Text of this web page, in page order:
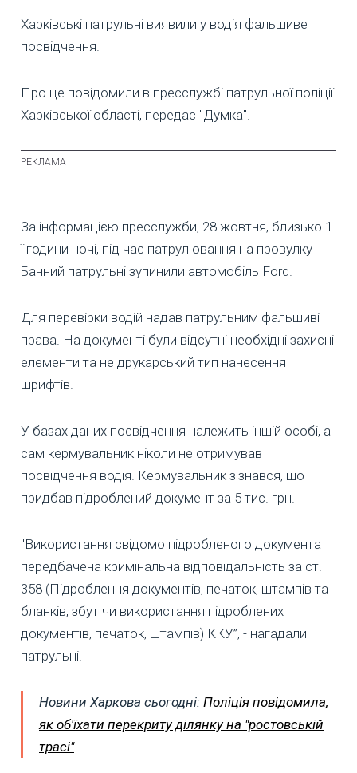
Харківські патрульні виявили у водія фальшиве
посвідчення.
Про це повідомили в пресслужбі патрульної поліції
Харківської області, передає "Думка".
За інформацією пресслужби, 28 жовтня, близько 1-
ї години ночі, під час патрулювання на провулку
Банний патрульні зупинили автомобіль Ford.
Для перевірки водій надав патрульним фальшиві
права. На документі були відсутні необхідні захисні
елементи та не друкарський тип нанесення
шрифтів.
У базах даних посвідчення належить іншій особі, а
сам кермувальник ніколи не отримував
посвідчення водія. Кермувальник зізнався, що
придбав підроблений документ за 5 тис. грн.
"Використання свідомо підробленого документа
передбачена кримінальна відповідальність за ст.
358 (Підроблення документів, печаток, штампів та
бланків, збут чи використання підроблених
документів, печаток, штампів) ККУ”, - нагадали
патрульні.
Новини Харкова сьогодні: Поліція повідомила,
як об'їхати перекриту ділянку на "ростовській
трасі"